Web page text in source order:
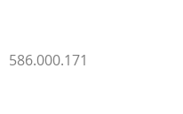
586.000.171